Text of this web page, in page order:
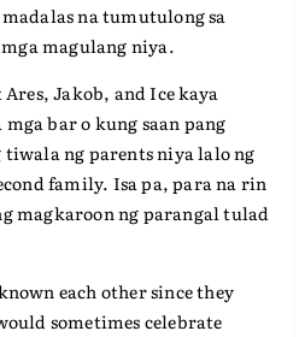
na tumutulong sa
magulang niya.
Jakob, and Ice kaya
bar o kung saan pang
ng parents niya lalo ng
family. Isa pa, para na rin
magkaroon ng parangal tulad
each other since they
sometimes celebrate